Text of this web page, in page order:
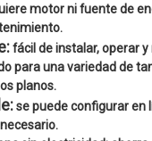
motor ni fuente de
fácil de instalar, operar
para una variedad de
planos.
se puede configurar en